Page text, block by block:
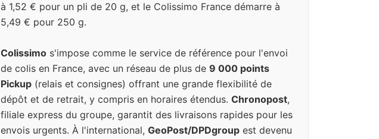
à 1,52 € pour un pli de 20 g, et le Colissimo France démarre à
5,49 € pour 250 g.
Colissimo s'impose comme le service de référence pour l'envoi
de colis en France, avec un réseau de plus de 9 000 points
Pickup (relais et consignes) offrant une grande flexibilité de
dépôt et de retrait, y compris en horaires étendus. Chronopost,
filiale express du groupe, garantit des livraisons rapides pour les
envois urgents. À l'international, GeoPost/DPDgroup est devenu